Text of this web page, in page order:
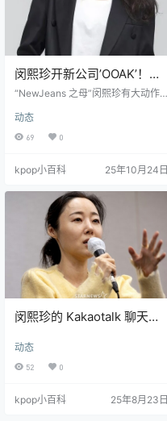
闵熙珍开新公司’OOAK’！就
等 NewJeans 判决下来“接
“NewJeans 之母”闵熙珍有大动作
合约官司月底即将宣判的关键时
刻，她已于10月16日成立了一家名
经营范围也超广（不仅包括艺人经
多个领域），看起来是要打造一个
综合性的娱乐集团。 圈内普遍认
为，这是闵熙珍在为 NewJeans 铺
设“后路”。一旦 …
动态
69 0
kpop小百科 25年10月24日
闵熙珍的 Kakaotalk 聊天记
Source Music 的诉讼将产生
什么影响？
动态
52 0
kpop小百科 25年8月23日